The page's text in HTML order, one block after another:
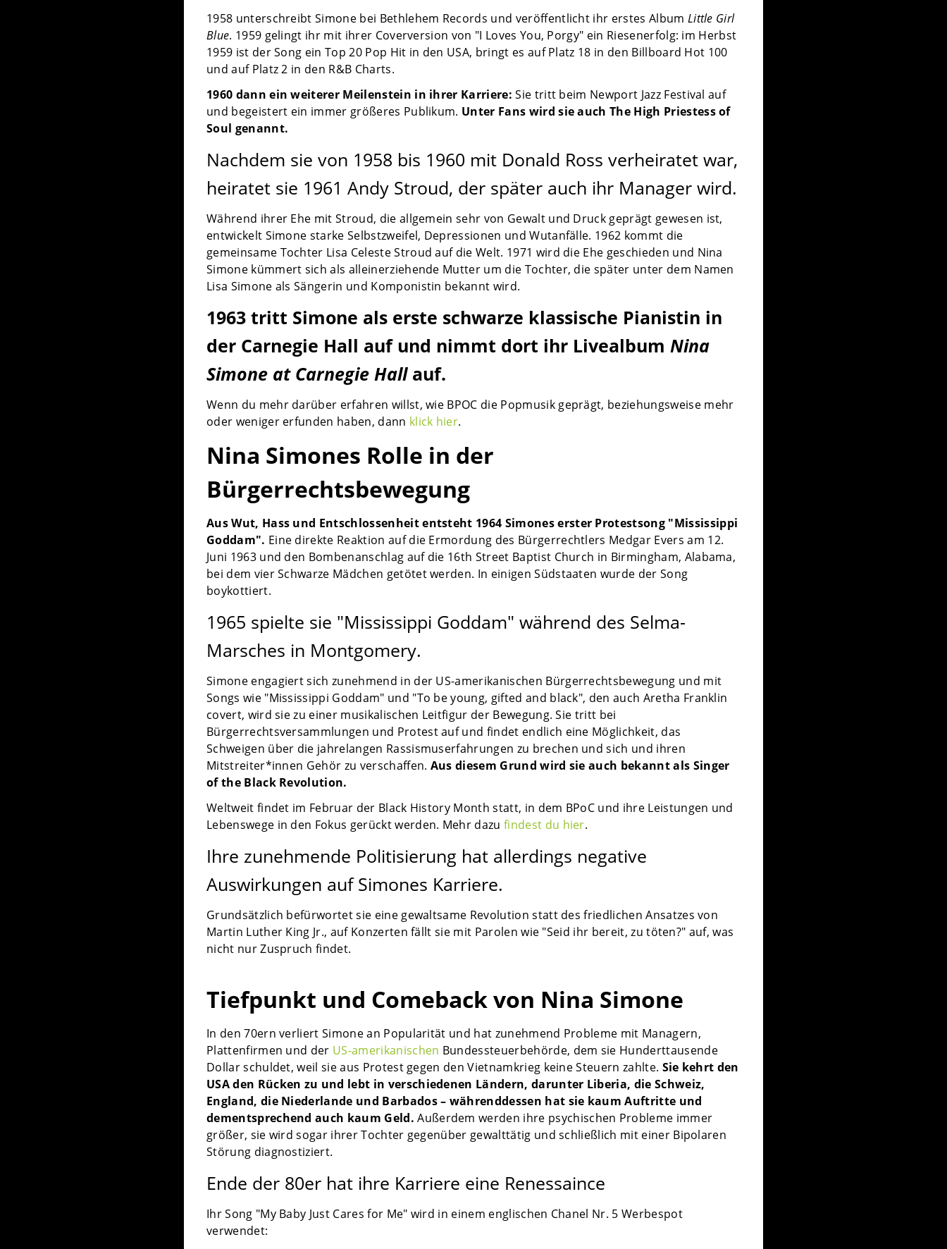
1958 unterschreibt Simone bei Bethlehem Records und veröffentlicht ihr erstes Album Little Girl
Blue. 1959 gelingt ihr mit ihrer Coverversion von "I Loves You, Porgy" ein Riesenerfolg: im Herbst
1959 ist der Song ein Top 20 Pop Hit in den USA, bringt es auf Platz 18 in den Billboard Hot 100
und auf Platz 2 in den R&B Charts.
1960 dann ein weiterer Meilenstein in ihrer Karriere: Sie tritt beim Newport Jazz Festival auf
und begeistert ein immer größeres Publikum. Unter Fans wird sie auch The High Priestess of
Soul genannt.
Nachdem sie von 1958 bis 1960 mit Donald Ross verheiratet war,
heiratet sie 1961 Andy Stroud, der später auch ihr Manager wird.
Während ihrer Ehe mit Stroud, die allgemein sehr von Gewalt und Druck geprägt gewesen ist,
entwickelt Simone starke Selbstzweifel, Depressionen und Wutanfälle. 1962 kommt die
gemeinsame Tochter Lisa Celeste Stroud auf die Welt. 1971 wird die Ehe geschieden und Nina
Simone kümmert sich als alleinerziehende Mutter um die Tochter, die später unter dem Namen
Lisa Simone als Sängerin und Komponistin bekannt wird.
1963 tritt Simone als erste schwarze klassische Pianistin in
der Carnegie Hall auf und nimmt dort ihr Livealbum Nina
Simone at Carnegie Hall auf.
Wenn du mehr darüber erfahren willst, wie BPOC die Popmusik geprägt, beziehungsweise mehr
oder weniger erfunden haben, dann klick hier.
Nina Simones Rolle in der
Bürgerrechtsbewegung
Aus Wut, Hass und Entschlossenheit entsteht 1964 Simones erster Protestsong "Mississippi
Goddam". Eine direkte Reaktion auf die Ermordung des Bürgerrechtlers Medgar Evers am 12.
Juni 1963 und den Bombenanschlag auf die 16th Street Baptist Church in Birmingham, Alabama,
bei dem vier Schwarze Mädchen getötet werden. In einigen Südstaaten wurde der Song
boykottiert.
1965 spielte sie "Mississippi Goddam" während des Selma-
Marsches in Montgomery.
Simone engagiert sich zunehmend in der US-amerikanischen Bürgerrechtsbewegung und mit
Songs wie "Mississippi Goddam" und "To be young, gifted and black", den auch Aretha Franklin
covert, wird sie zu einer musikalischen Leitfigur der Bewegung. Sie tritt bei
Bürgerrechtsversammlungen und Protest auf und findet endlich eine Möglichkeit, das
Schweigen über die jahrelangen Rassismuserfahrungen zu brechen und sich und ihren
Mitstreiter*innen Gehör zu verschaffen. Aus diesem Grund wird sie auch bekannt als Singer
of the Black Revolution.
Weltweit findet im Februar der Black History Month statt, in dem BPoC und ihre Leistungen und
Lebenswege in den Fokus gerückt werden. Mehr dazufindest du hier.
Ihre zunehmende Politisierung hat allerdings negative
Auswirkungen auf Simones Karriere.
Grundsätzlich befürwortet sie eine gewaltsame Revolution statt des friedlichen Ansatzes von
Martin Luther King Jr., auf Konzerten fällt sie mit Parolen wie "Seid ihr bereit, zu töten?" auf, was
nicht nur Zuspruch findet.
Tiefpunkt und Comeback von Nina Simone
In den 70ern verliert Simone an Popularität und hat zunehmend Probleme mit Managern,
Plattenfirmen und der US-amerikanischen Bundessteuerbehörde, dem sie Hunderttausende
Dollar schuldet, weil sie aus Protest gegen den Vietnamkrieg keine Steuern zahlte. Sie kehrt den
USA den Rücken zu und lebt in verschiedenen Ländern, darunter Liberia, die Schweiz,
England, die Niederlande und Barbados – währenddessen hat sie kaum Auftritte und
dementsprechend auch kaum Geld. Außerdem werden ihre psychischen Probleme immer
größer, sie wird sogar ihrer Tochter gegenüber gewalttätig und schließlich mit einer Bipolaren
Störung diagnostiziert.
Ende der 80er hat ihre Karriere eine Renessaince
Ihr Song "My Baby Just Cares for Me" wird in einem englischen Chanel Nr. 5 Werbespot
verwendet: